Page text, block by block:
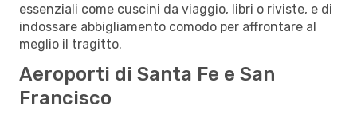
essenziali come cuscini da viaggio, libri o riviste, e di
indossare abbigliamento comodo per affrontare al
meglio il tragitto.
Aeroporti di Santa Fe e San
Francisco